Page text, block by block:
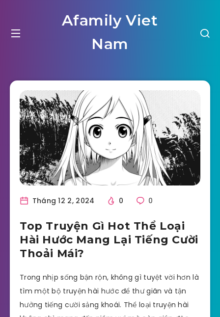
Afamily Viet
Nam
Tháng 12 2, 2024 0 0
Top Truyện Gì Hot Thể Loại
Hài Hước Mang Lại Tiếng Cười
Thoải Mái?
Trong nhịp sống bận rộn, không gì tuyệt vời hơn là
tìm một bộ truyện hài hước để thư giãn và tận
hưởng tiếng cười sảng khoái. Thể loại truyện hài